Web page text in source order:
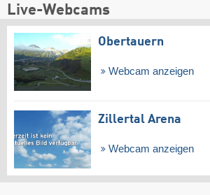
Live-Webcams
Obertauern
Webcam anzeigen
Zillertal Arena
Webcam anzeigen